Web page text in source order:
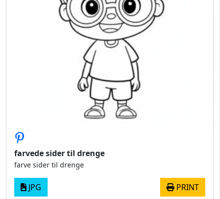
farvede sider til drenge
farve sider til drenge
JPG PRINT